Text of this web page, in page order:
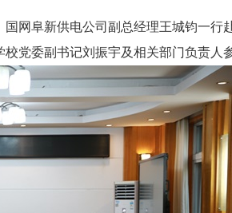
网阜新供电公司副总经理王城钧一行
党委副书记刘振宇及相关部门负责人